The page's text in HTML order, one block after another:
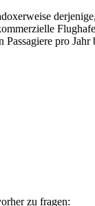
pro
zu fragen: